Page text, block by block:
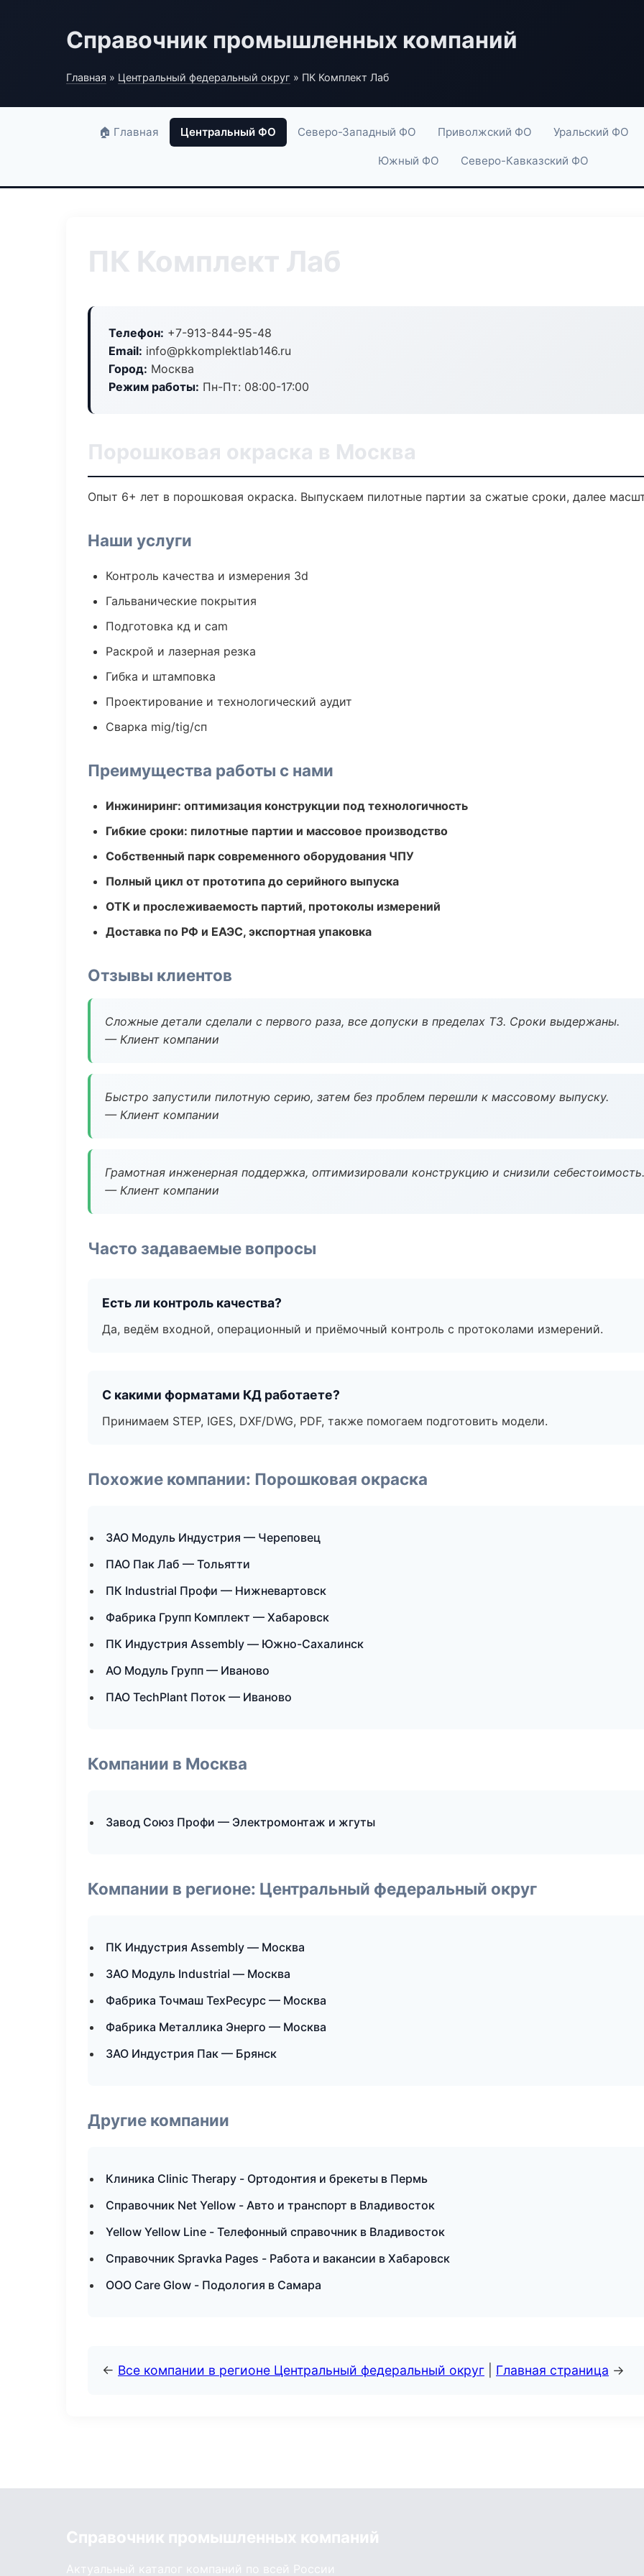
Справочник промышленных компаний
Главная » Центральный федеральный округ » ПК Комплект Лаб
🏠 Главная Центральный ФО Северо-Западный ФО Приволжский ФО Уральский ФО
Южный ФО Северо-Кавказский ФО
ПК Комплект Лаб
Телефон: +7-913-844-95-48
Email: info@pkkomplektlab146.ru
Город: Москва
Режим работы: Пн-Пт: 08:00-17:00
Порошковая окраска в Москва
Опыт 6+ лет в порошковая окраска. Выпускаем пилотные партии за сжатые сроки, далее
Наши услуги
Контроль качества и измерения 3d
Гальванические покрытия
Подготовка кд и cam
Раскрой и лазерная резка
Гибка и штамповка
Проектирование и технологический аудит
Сварка mig/tig/сп
Преимущества работы с нами
Инжиниринг: оптимизация конструкции под технологичность
Гибкие сроки: пилотные партии и массовое производство
Собственный парк современного оборудования ЧПУ
Полный цикл от прототипа до серийного выпуска
ОТК и прослеживаемость партий, протоколы измерений
Доставка по РФ и ЕАЭС, экспортная упаковка
Отзывы клиентов
Сложные детали сделали с первого раза, все допуски в пределах ТЗ. Сроки выдержаны.
— Клиент компании
Быстро запустили пилотную серию, затем без проблем перешли к массовому выпуску.
— Клиент компании
Грамотная инженерная поддержка, оптимизировали конструкцию и снизили себестоимость.
— Клиент компании
Часто задаваемые вопросы
Есть ли контроль качества?
Да, ведём входной, операционный и приёмочный контроль с протоколами измерений.
С какими форматами КД работаете?
Принимаем STEP, IGES, DXF/DWG, PDF, также помогаем подготовить модели.
Похожие компании: Порошковая окраска
ЗАО Модуль Индустрия — Череповец
ПАО Пак Лаб — Тольятти
ПК Industrial Профи — Нижневартовск
Фабрика Групп Комплект — Хабаровск
ПК Индустрия Assembly — Южно-Сахалинск
АО Модуль Групп — Иваново
ПАО TechPlant Поток — Иваново
Компании в Москва
Завод Союз Профи — Электромонтаж и жгуты
Компании в регионе: Центральный федеральный округ
ПК Индустрия Assembly — Москва
ЗАО Модуль Industrial — Москва
Фабрика Точмаш ТехРесурс — Москва
Фабрика Металлика Энерго — Москва
ЗАО Индустрия Пак — Брянск
Другие компании
Клиника Clinic Therapy - Ортодонтия и брекеты в Пермь
Справочник Net Yellow - Авто и транспорт в Владивосток
Yellow Yellow Line - Телефонный справочник в Владивосток
Справочник Spravka Pages - Работа и вакансии в Хабаровск
ООО Care Glow - Подология в Самара
← Все компании в регионе Центральный федеральный округ Главная страница →
Справочник промышленных компаний
Актуальный каталог компаний по всей России